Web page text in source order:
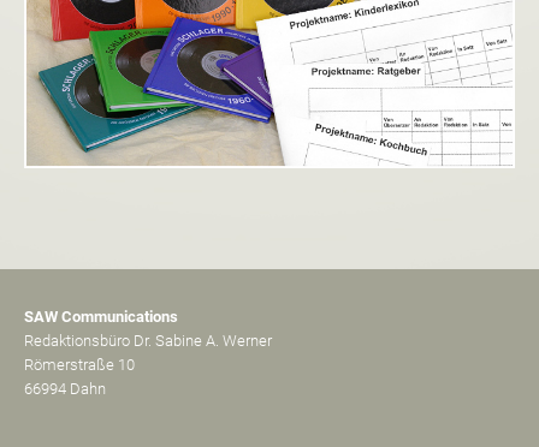
SAW Communications
Redaktionsbüro Dr. Sabine A. Werner
Römerstraße 10
66994 Dahn